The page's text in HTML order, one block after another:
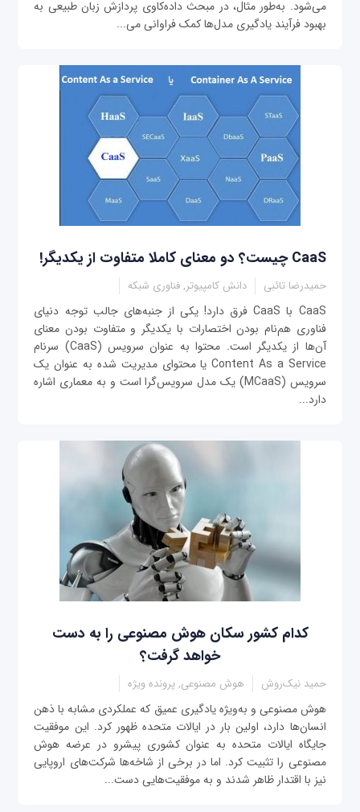
می‌شود. به‌طور مثال، در مبحث داده‌کاوی پردازش زبان طبیعی به
بهبود فرآیند یادگیری مدل‌ها کمک فراوانی می‌...
CaaS چیست؟ دو معنای کاملا متفاوت از یکدیگر!
حمیدرضا تائبی دانش کامپیوتر, فناوری شبکه
CaaS با CaaS فرق دارد! یکی از جنبه‌های جالب توجه دنیای
فناوری هم‌نام بودن اختصارات با یکدیگر و متفاوت بودن معنای
آن‌ها از یکدیگر است. محتوا به عنوان سرویس (CaaS) سرنام
Content As a Service یا محتوای مدیریت شده به عنوان یک
سرویس (MCaaS) یک مدل سرویس‌گرا است و به معماری اشاره
دارد...
کدام کشور سکان هوش مصنوعی را به دست
خواهد گرفت؟
حمید نیک‌روش هوش مصنوعی, پرونده ویژه
هوش مصنوعی و به‌ویژه یادگیری عمیق که عملکردی مشابه با ذهن
انسان‌ها دارد، اولین بار در ایالات متحده ظهور کرد. این موفقیت
جایگاه ایالات متحده به عنوان کشوری پیشرو در عرضه هوش
مصنوعی را تثبیت کرد. اما در برخی از شاخه‌ها شرکت‌های اروپایی
نیز با اقتدار ظاهر شدند و به موفقیت‌هایی دست...